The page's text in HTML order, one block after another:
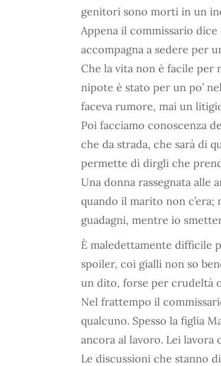
genitori sono morti in un
Appena il commissario
accompagna a sedere per
Che la vita non è facile per
nipote è stato per un po’
faceva rumore, mai un
Poi facciamo conoscenza
che da strada, che sarà di
permette di dirgli che
Una donna rassegnata alle
quando il marito non c’era;
guadagni, mentre io
È maledettamente difficile
spoiler, coi gialli non so
un dito, forse per crudeltà
Nel frattempo il
qualcuno. Spesso la figlia
ancora al lavoro. Lei lavora
Le discussioni che stanno